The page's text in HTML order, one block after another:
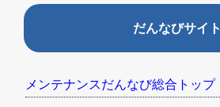
だんなびサイト
メンテナンスだんなび総合トップ